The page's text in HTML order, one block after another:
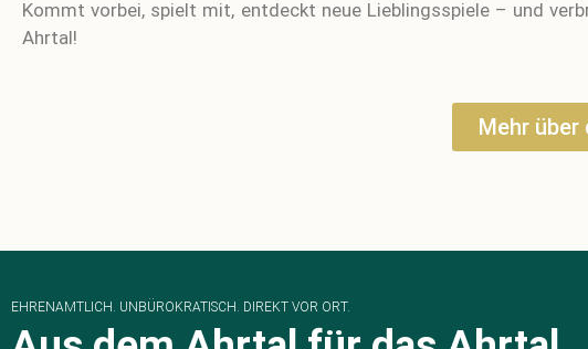
Kommt vorbei, spielt mit, entdeckt neue Lieblingsspiele – und
Ahrtal!
Mehr über
EHRENAMTLICH. UNBÜROKRATISCH. DIREKT VOR ORT.